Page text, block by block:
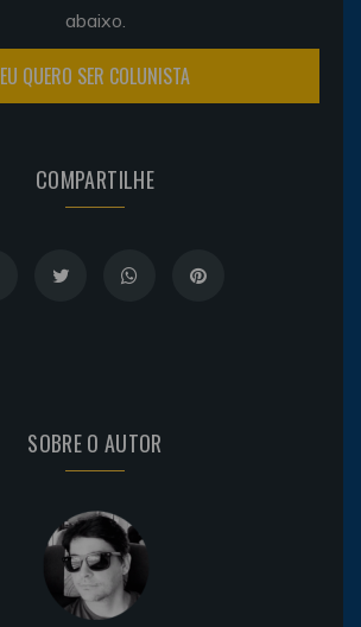
abaixo.
EU QUERO SER COLUNISTA
COMPARTILHE
SOBRE O AUTOR